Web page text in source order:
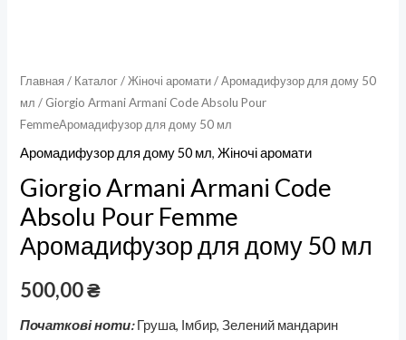
Главная / Каталог/Жіночі аромати/Аромадифузор для дому 50
мл / Giorgio Armani Armani Code Absolu Pour
FemmeАромадифузор для дому 50 мл
Аромадифузор для дому 50 мл,Жіночі аромати
Giorgio Armani Armani Code
Absolu Pour Femme
Аромадифузор для дому 50 мл
500,00₴
Початкові ноти:Груша, Імбир, Зелений мандарин
мл